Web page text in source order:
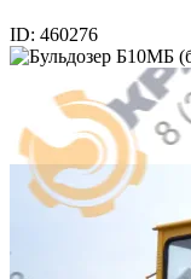
ID: 460276